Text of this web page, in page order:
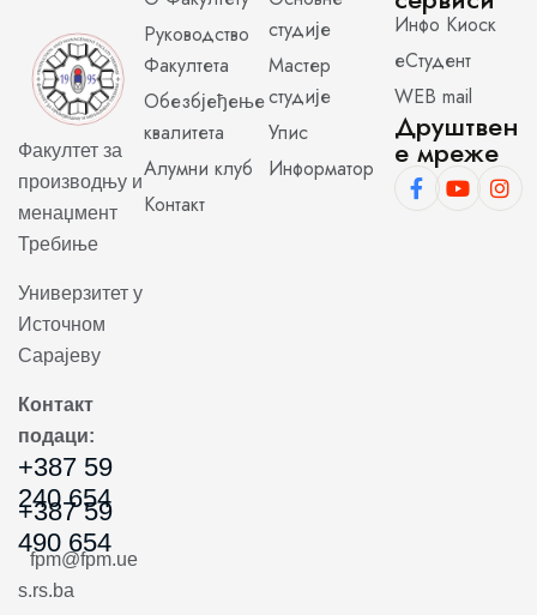
Факултет за
производњу и
менаџмент
Требиње
Универзитет у
Источном
Сарајеву
Контакт
подаци:
+387 59
240 654
+387 59
490 654
fpm@fpm.ue
s.rs.ba
Руководство
Факултета
Обезбјеђење
квалитета
Алумни клуб
Контакт
студије
Мастер
студије
Упис
Информатор
Инфо Киоск
еСтудент
WEB mail
Друштвен
е мреже